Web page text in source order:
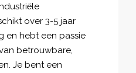
over 3-5 jaar
en hebt een passie
betrouwbare,
Je bent een